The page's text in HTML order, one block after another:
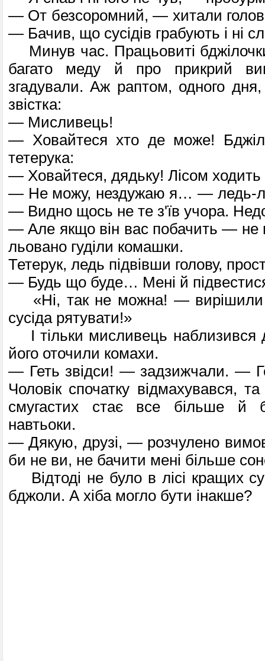
— От безсоромний, — хитали
— Бачив, що сусідів грабують і ні
Минув час. Працьовиті
ба­гато меду й про прикрий
згадували. Аж раптом, одного
звістка:
— Мисливець!
— Ховайтеся хто де може!
тетерука:
— Ховайтеся, дядьку! Лісом
— Не можу, нездужаю я… — ледь-
— Видно щось не те з'їв учора.
— Але якщо він вас побачить —
льовано гуділи комашки.
Тетерук, ледь підвівши голову,
— Будь що буде… Мені й
«Ні, так не можна! —
сусі­да рятувати!»
І тільки мисливець наблизився
йо­го оточили комахи.
— Геть звідси! — задзижчали. —
Чоловік спочатку відмахувався,
смугастих стає все більше й
навтьоки.
— Дякую, друзі, — розчулено
би не ви, не бачити мені більше
Відтоді не було в лісі кращих
бджоли. А хіба могло бути інакше?